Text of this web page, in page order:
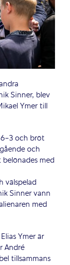
Sinner, blev
Ymer till
3 och bröt
och
med
välspelad
Sinner vann
med
Ymer är
André
tillsammans